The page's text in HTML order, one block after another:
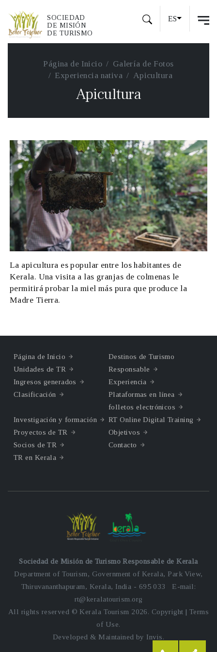
SOCIEDAD
DE MISIÓN
DE TURISMO
ES
Página de Inicio
Galería de Fotos
Experiencia nativa
Apicultura
Apicultura
La apicultura es popular entre los habitantes de
Kerala. Una visita a las granjas de colmenas le
permitirá probar la miel más pura que produce la
Madre Tierra.
Página de Inicio
Unidades de TR
Ingresos generados
Clasificación
Destinos de Turismo
Responsable
Experiencia
Plataformas en línea
folletos electrónicos
Investigación y formación
Proyectos de TR
Socios de TR
TR en Kerala
RT Online Digital Training
Objetivos
Contacto
Sociedad de Misión de Turismo Responsable de Kerala
Department of Tourism, Government of Kerala, Park View,
Thiruvananthapuram, Kerala, India - 695 033 E-mail:
rt@keralatourism.org
All rights reserved © Kerala Tourism 2026. Copyright | Terms
of Use.
Developed & Maintained by ​ Invis.